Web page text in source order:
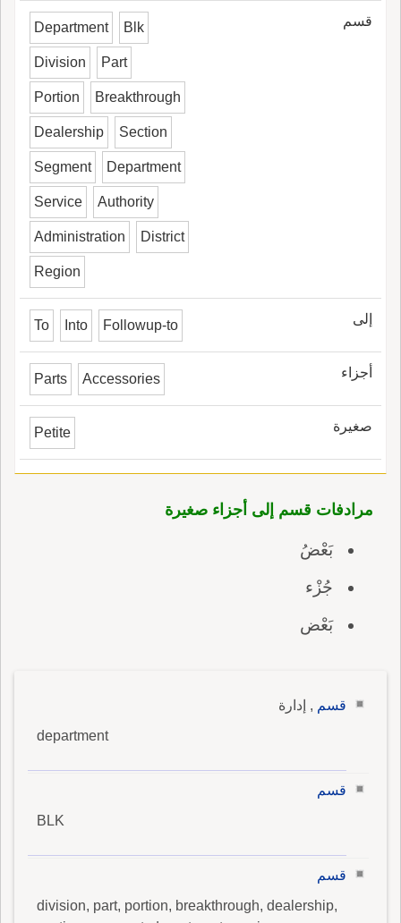
قسم Department Blk
Division Part
Portion Breakthrough
Dealership Section
Segment Department
Service Authority
Administration District
Region
إلى To Into Followup-to
أجزاء Parts Accessories
صغيرة Petite
مرادفات قسم إلى أجزاء صغيرة
بَعْضُ
جُزْء
بَعْض
قسم , إدارة
department
قسم
BLK
قسم
division, part, portion, breakthrough, dealership,